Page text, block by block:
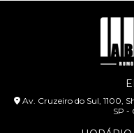
Av. Cruzeiro do Sul, 1100,
SP -